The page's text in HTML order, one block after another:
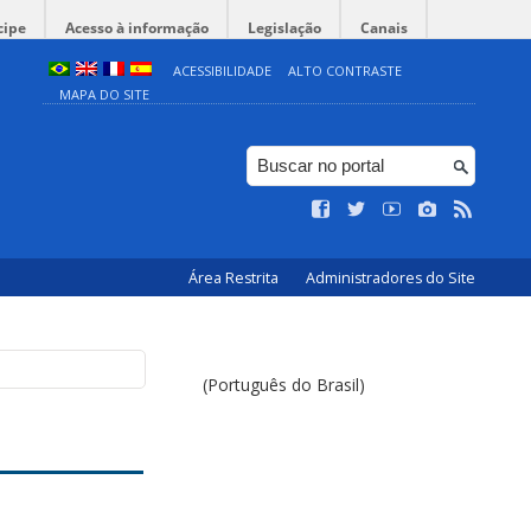
Acesso à informação Legislação Canais
ACESSIBILIDADE
ALTO CONTRASTE
MAPA DO SITE
Área Restrita Administradores do Site
(Português do Brasil)